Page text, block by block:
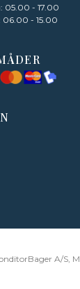
05.00 - 17.00
06.00 - 15.00
A/S,